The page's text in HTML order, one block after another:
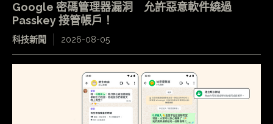
Google 密碼管理器漏洞 允許惡意軟件繞過
Passkey 接管帳戶！
科技新聞 2026-08-05